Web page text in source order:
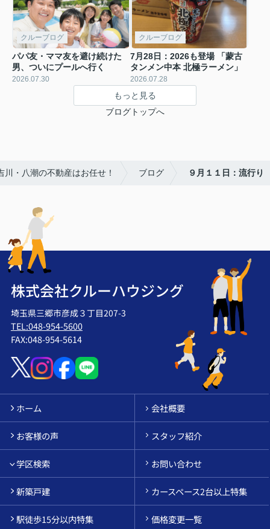
クルーブログ
パパ友・ママ友を避け続けた
男、ついにプールへ行く
2026.07.30
クルーブログ
7月28日：2026も登場 「蒙古
タンメン中本 北極ラーメン」
2026.07.28
もっと見る
ブログトップへ
・八潮の不動産はお任せ！ ブログ ９月１１日：流行り
株式会社クルーハウジング
埼玉県三郷市彦成３丁目207-3
TEL:048-954-5600
FAX:048-954-5614
ホーム 会社概要
お客様の声 スタッフ紹介
学区検索 お問い合わせ
新築戸建 カースペース2台以上特集
駅徒歩15分以内特集 価格変更一覧